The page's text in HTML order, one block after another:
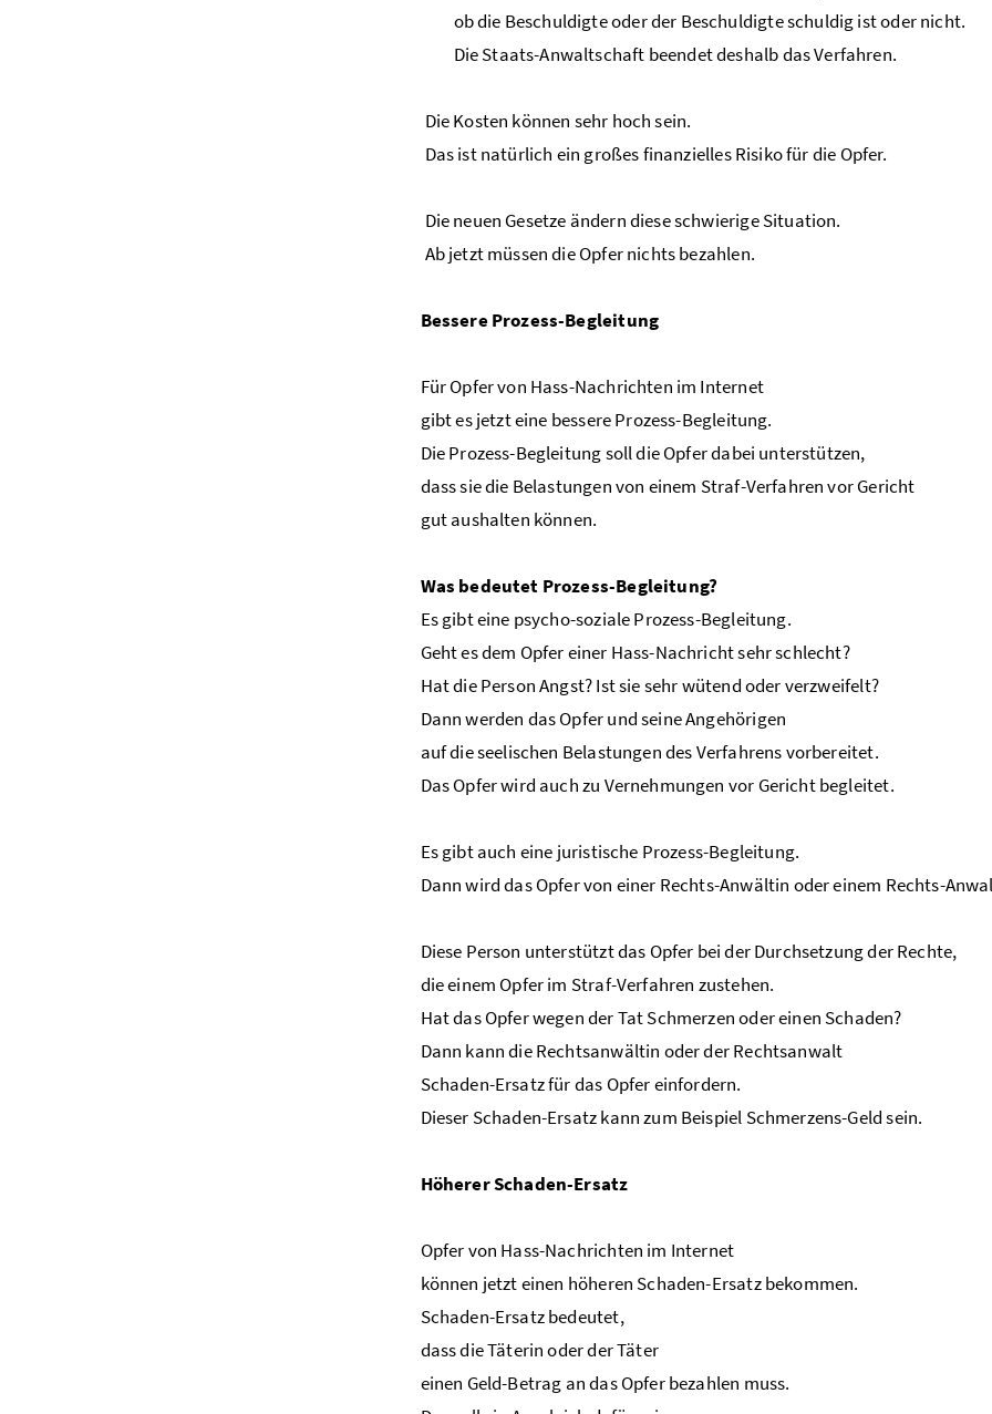
ob die Beschuldigte oder der Beschuldigte schuldig ist oder nicht.
Die Staats-Anwaltschaft beendet deshalb das Verfahren.
Die Kosten können sehr hoch sein.
Das ist natürlich ein großes finanzielles Risiko für die Opfer.
Die neuen Gesetze ändern diese schwierige Situation.
Ab jetzt müssen die Opfer nichts bezahlen.
Bessere Prozess-Begleitung
Für Opfer von Hass-Nachrichten im Internet
gibt es jetzt eine bessere Prozess-Begleitung.
Die Prozess-Begleitung soll die Opfer dabei unterstützen,
dass sie die Belastungen von einem Straf-Verfahren vor Gericht
gut aushalten können.
Was bedeutet Prozess-Begleitung?
Es gibt eine psycho-soziale Prozess-Begleitung.
Geht es dem Opfer einer Hass-Nachricht sehr schlecht?
Hat die Person Angst? Ist sie sehr wütend oder verzweifelt?
Dann werden das Opfer und seine Angehörigen
auf die seelischen Belastungen des Verfahrens vorbereitet.
Das Opfer wird auch zu Vernehmungen vor Gericht begleitet.
Es gibt auch eine juristische Prozess-Begleitung.
Dann wird das Opfer von einer Rechts-Anwältin oder einem Rechts-
Diese Person unterstützt das Opfer bei der Durchsetzung der Rechte,
die einem Opfer im Straf-Verfahren zustehen.
Hat das Opfer wegen der Tat Schmerzen oder einen Schaden?
Dann kann die Rechtsanwältin oder der Rechtsanwalt
Schaden-Ersatz für das Opfer einfordern.
Dieser Schaden-Ersatz kann zum Beispiel Schmerzens-Geld sein.
Höherer Schaden-Ersatz
Opfer von Hass-Nachrichten im Internet
können jetzt einen höheren Schaden-Ersatz bekommen.
Schaden-Ersatz bedeutet,
dass die Täterin oder der Täter
einen Geld-Betrag an das Opfer bezahlen muss.